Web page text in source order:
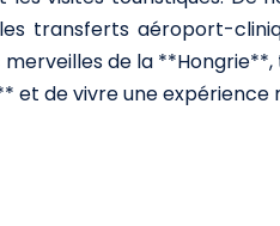
transferts aéroport-
de la
et de vivre une expérience